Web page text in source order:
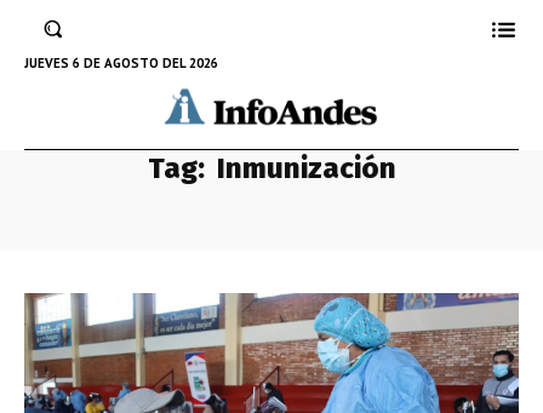
JUEVES 6 DE AGOSTO DEL 2026
Tag: Inmunización